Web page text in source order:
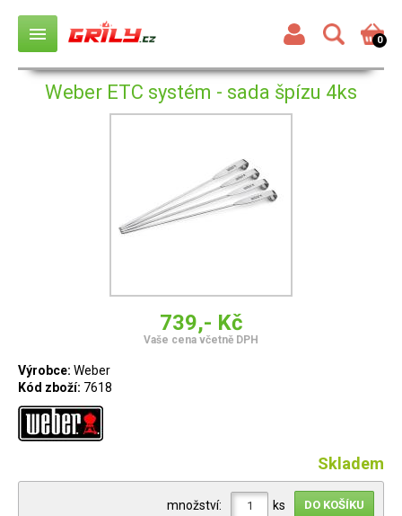
0
menu
Weber ETC systém - sada špízu 4ks
739,- Kč
Vaše cena včetně DPH
Výrobce: Weber
Kód zboží: 7618
Skladem
množství: ks